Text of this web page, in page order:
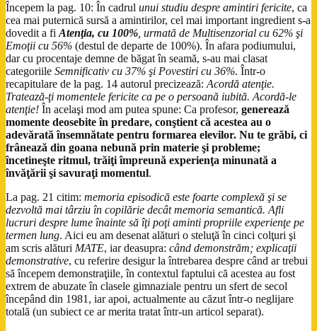
Începem la pag. 10: În cadrul unui studiu despre amintiri fericite, ca
cea mai puternică sursă a amintirilor, cel mai important ingredient s-a
dovedit a fi Atenţia, cu 100% , urmată de Multisenzorial cu 62% şi
Emoţii cu 56% (destul de departe de 100%). În afara podiumului,
dar cu procentaje demne de băgat în seamă, s-au mai clasat
categoriile Semnificativ cu 37% şi Povestiri cu 36%. Într-o
recapitulare de la pag. 14 autorul precizează: Acordă atenţie.
Tratează-ţi momentele fericite ca pe o persoană iubită. Acordă-le
atenţie! În acelaşi mod am putea spune: Ca profesor, generează
momente deosebite în predare, conştient că acestea au o
adevărată însemnătate pentru formarea elevilor. Nu te grăbi, ci
frânează din goana nebună prin materie şi probleme;
încetineşte ritmul, trăiţi împreună experienţa minunată a
învăţării şi savuraţi momentul.
La pag. 21 citim: memoria episodică este foarte complexă şi se
dezvoltă mai târziu în copilărie decât memoria semantică. Afli
lucruri despre lume înainte să îţi poţi aminti propriile experienţe pe
termen lung. Aici eu am desenat alături o steluţă în cinci colţuri şi
am scris alături MATE, iar deasupra: când demonstrăm; explicaţii
demonstrative, cu referire desigur la întrebarea despre când ar trebui
să începem demonstraţiile, în contextul faptului că acestea au fost
extrem de abuzate în clasele gimnaziale pentru un sfert de secol
începând din 1981, iar apoi, actualmente au căzut într-o neglijare
totală (un subiect ce ar merita tratat într-un articol separat).